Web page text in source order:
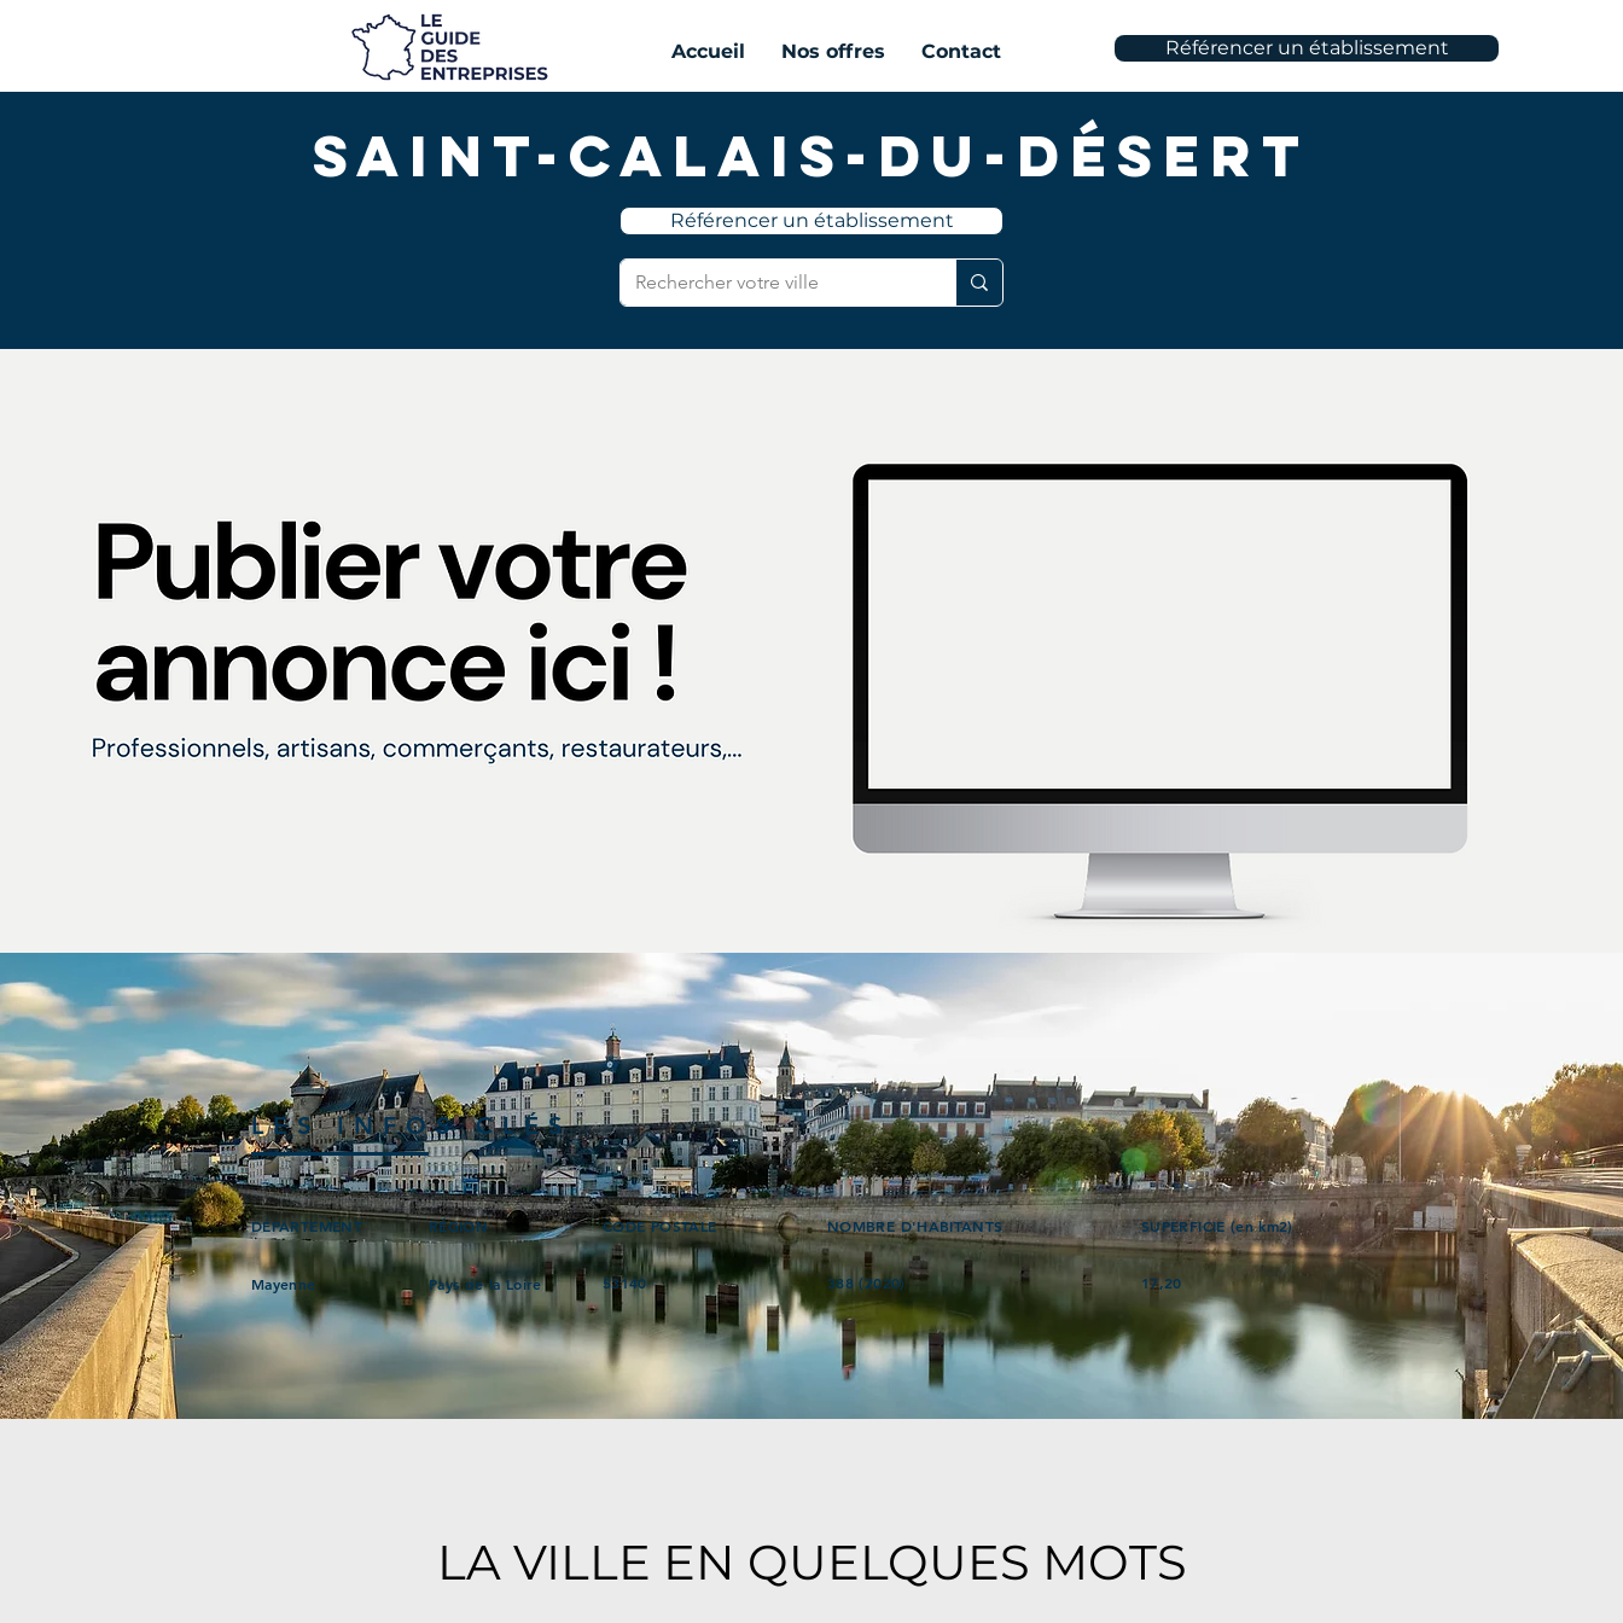
Référencer un établissement
Accueil Nos offres Contact
Saint-Calais-du-Désert
Référencer un établissement
LES INFOS CLÉS
DÉPARTEMENT
Mayenne
RÉGION
Pays de la Loire
CODE POSTALE
53140
NOMBRE D'HABITANTS
388 (2020)
SUPERFICIE (en km2)
17,20
LA VILLE EN QUELQUES MOTS